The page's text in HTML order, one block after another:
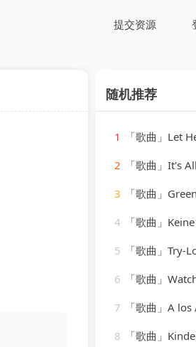
提交资源
随机推荐
1
「歌曲」Let
2
「歌曲」It's
3
「歌曲」
4
「歌曲」Keine Post-Leo
5
「歌曲」Try-
6
「歌曲」
7
「歌曲」A los
8
「歌曲」Kinderszenen, Op.